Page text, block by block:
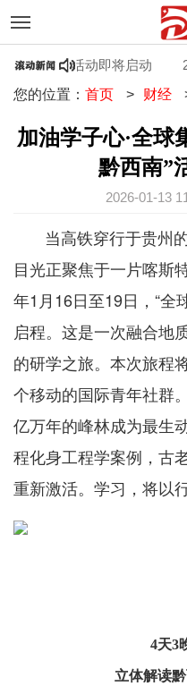
黔西南”活动即将启动
您的位置： 首页 > 财经
加油学子心·全球
黔西南”
2026-01-13
当高铁穿行于贵州的
目光正聚焦于一片喀
年1月16日至19日，“全
启程。这是一次融合地
的研学之旅。本次旅程
个移动的国际青年社
亿万年的峰林成为最生
程化身工程学案例，古
重新激活。学习，将以
4天3
立体解读